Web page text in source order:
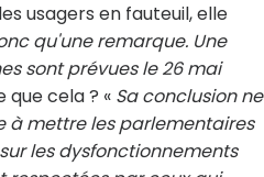
usagers en fauteuil, elle
qu'une remarque. Une
sont prévues le 26 mai
que cela ? « Sa conclusion ne
à mettre les parlementaires
les dysfonctionnements